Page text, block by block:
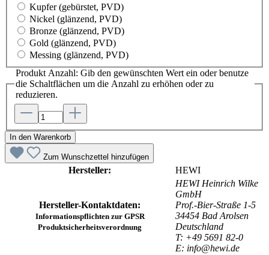
Kupfer (gebürstet, PVD)
Nickel (glänzend, PVD)
Bronze (glänzend, PVD)
Gold (glänzend, PVD)
Messing (glänzend, PVD)
Produkt Anzahl: Gib den gewünschten Wert ein oder benutze
die Schaltflächen um die Anzahl zu erhöhen oder zu
reduzieren.
In den Warenkorb
Zum Wunschzettel hinzufügen
Hersteller: HEWI
Hersteller-Kontaktdaten:
Informationspflichten zur GPSR
Produktsicherheitsverordnung
HEWI Heinrich Wilke
GmbH
Prof.-Bier-Straße 1-5
34454 Bad Arolsen
Deutschland
T: +49 5691 82-0
E: info@hewi.de